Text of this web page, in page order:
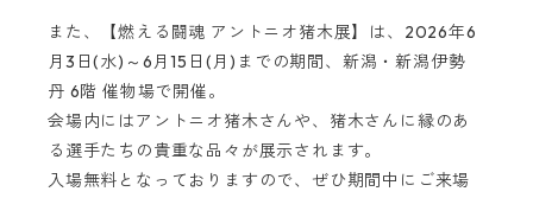
また、【燃える闘魂 アントニオ猪木展】は、2026年6
月3日(水)～6月15日(月)までの期間、新潟・新潟伊勢
丹 6階 催物場で開催。
会場内にはアントニオ猪木さんや、猪木さんに縁のあ
る選手たちの貴重な品々が展示されます。
入場無料となっておりますので、ぜひ期間中にご来場